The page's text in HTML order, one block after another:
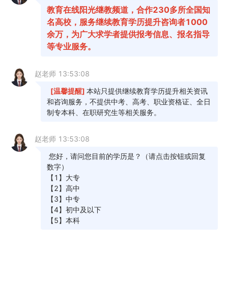
意向表
学习中心
老师电话
沟通
查看评估
报告
1、年龄阶段
18~23周岁 24~32周岁
2、当前学历
高中及以下 中专 大专 其他
工作就业 报考公务员
4、意向学习方式
成人高考
报考所在地